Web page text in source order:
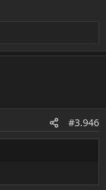
#3.946